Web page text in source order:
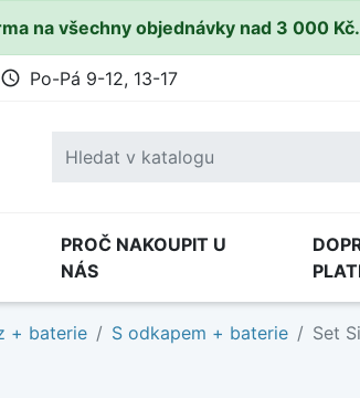
na všechny objednávky nad 3 000 Kč.
access_time Po-Pá 9-12, 13-17
PROČ NAKOUPIT U
NÁS
+ baterie S odkapem + baterie Set